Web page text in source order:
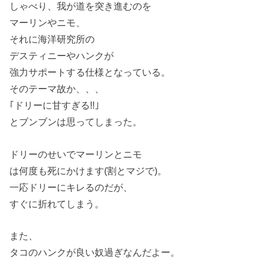
しゃべり、我が道を突き進むのを
マーリンやニモ、
それに海洋研究所の
デスティニーやハンクが
強力サポートする仕様となっている。
そのテーマ故か、、、
｢ドリーに甘すぎる!!｣
とブンブンは思ってしまった。
ドリーのせいでマーリンとニモ
は何度も死にかけます(割とマジで)。
一応ドリーにキレるのだが、
すぐに折れてしまう。
また、
タコのハンクが良い奴過ぎなんだよー。